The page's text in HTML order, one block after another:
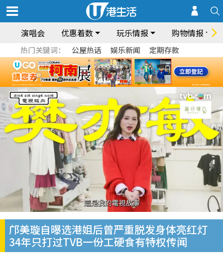
演唱会 优惠着数 玩乐情报 购物情报
热门关键词： 公屋热话 娱乐新闻 定期存款
邝美璇自曝选港姐后曾严重脱发身体亮红灯
34年只打过TVB一份工硬食有特权传闻